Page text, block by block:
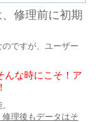
、修理前に初期
ですが、ユーザー
んな時にこそ！ア
理後もデータはそ